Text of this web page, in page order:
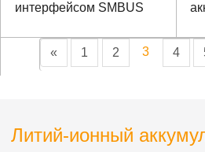
интерфейсом SMBUS
« 1 2 3 4
Литий-ионный